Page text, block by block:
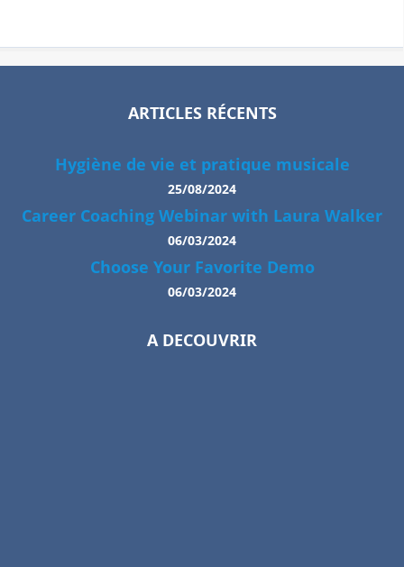
ARTICLES RÉCENTS
Hygiène de vie et pratique musicale
25/08/2024
Career Coaching Webinar with Laura Walker
06/03/2024
Choose Your Favorite Demo
06/03/2024
A DECOUVRIR